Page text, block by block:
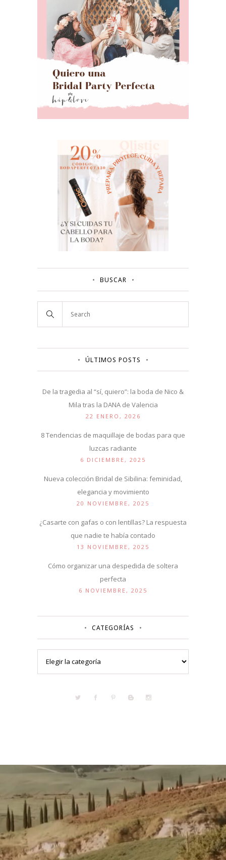
BUSCAR
ÚLTIMOS POSTS
De la tragedia al “sí, quiero”: la boda de Nico &
Mila tras la DANA de Valencia
22 ENERO, 2026
8 Tendencias de maquillaje de bodas para que
luzcas radiante
6 DICIEMBRE, 2025
Nueva colección Bridal de Sibilina: feminidad,
elegancia y movimiento
20 NOVIEMBRE, 2025
¿Casarte con gafas o con lentillas? La respuesta
que nadie te había contado
13 NOVIEMBRE, 2025
Cómo organizar una despedida de soltera
perfecta
6 NOVIEMBRE, 2025
CATEGORÍAS